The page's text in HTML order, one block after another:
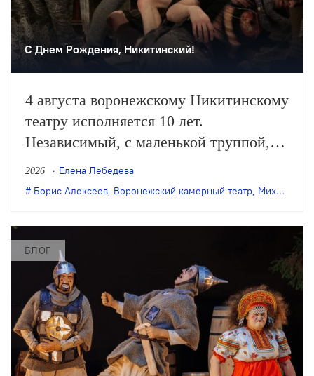
С Днем Рождения, Никитинский!
4 августа воронежскому Никитинскому
театру исполняется 10 лет.
Независимый, с маленькой труппой,
он все очевиднее становится
художественным явлением в
деятельность – феноменом
постоянного обновления сценического
искусства. Елена Лебедева вспоминает
главные события в истории этого
театра.
2026
Елена Лебедева
Борис Алексеев, Воронежский камерный театр, Михаил Бычков
БЛОГ